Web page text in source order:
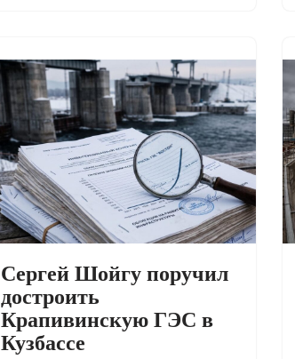
Сергей Шойгу поручил
достроить
Крапивинскую ГЭС в
Кузбассе